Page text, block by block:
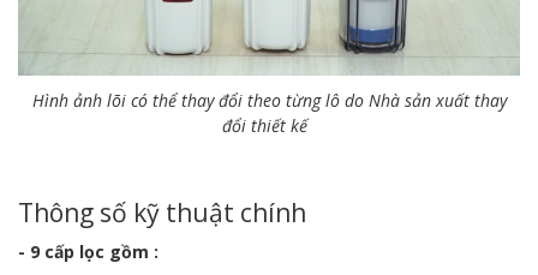
Hình ảnh lõi có thể thay đổi theo từng lô do Nhà sản xuất thay
đổi thiết kế
Thông số kỹ thuật chính
- 9 cấp lọc gồm :